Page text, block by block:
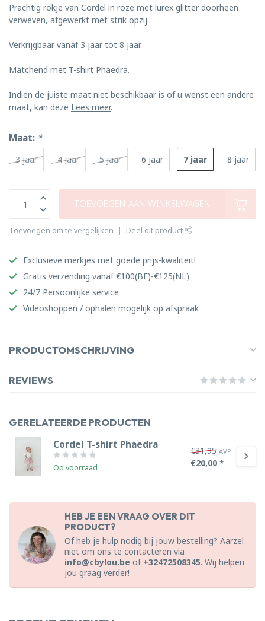
Prachtig rokje van Cordel in roze met lurex glitter doorheen
verweven, afgewerkt met strik opzij.
Verkrijgbaar vanaf 3 jaar tot 8 jaar.
Matchend met T-shirt Phaedra.
Indien de juiste maat niet beschikbaar is of u wenst een andere
maat, kan deze Lees meer.
Maat: *
3 jaar 4 Jaar 5 jaar 6 jaar 7 jaar 8 jaar
TOEVOEGEN AAN WINKELWAGEN
Toevoegen om te vergelijken Deel dit product
Exclusieve merkjes met goede prijs-kwaliteit!
Gratis verzending vanaf €100(BE)-€125(NL)
24/7 Persoonlijke service
Videoshoppen / ophalen mogelijk op afspraak
PRODUCTOMSCHRIJVING
REVIEWS
GERELATEERDE PRODUCTEN
Cordel T-shirt Phaedra
Op voorraad
€31,95 AVP
€20,00 *
HEB JE EEN VRAAG OVER DIT
PRODUCT?
Of heb je hulp nodig bij jouw bestelling? Aarzel
niet om ons te contacteren via
info@cbylou.be of +32472508345. Wij helpen
jou graag verder!